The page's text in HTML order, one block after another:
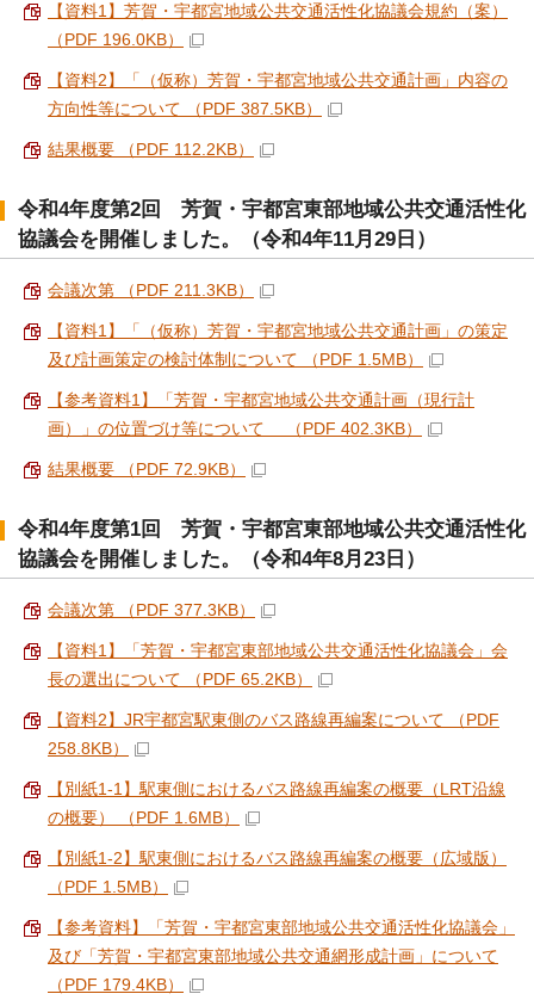
【資料1】芳賀・宇都宮地域公共交通活性化協議会規約（案）
（PDF 196.0KB）
【資料2】「（仮称）芳賀・宇都宮地域公共交通計画」内容の
方向性等について （PDF 387.5KB）
結果概要 （PDF 112.2KB）
令和4年度第2回 芳賀・宇都宮東部地域公共交通活性化
協議会を開催しました。（令和4年11月29日）
会議次第 （PDF 211.3KB）
【資料1】「（仮称）芳賀・宇都宮地域公共交通計画」の策定
及び計画策定の検討体制について （PDF 1.5MB）
【参考資料1】「芳賀・宇都宮地域公共交通計画（現行計
画）」の位置づけ等について （PDF 402.3KB）
結果概要 （PDF 72.9KB）
令和4年度第1回 芳賀・宇都宮東部地域公共交通活性化
協議会を開催しました。（令和4年8月23日）
会議次第 （PDF 377.3KB）
【資料1】「芳賀・宇都宮東部地域公共交通活性化協議会」会
長の選出について （PDF 65.2KB）
【資料2】JR宇都宮駅東側のバス路線再編案について （PDF
258.8KB）
【別紙1-1】駅東側におけるバス路線再編案の概要（LRT沿線
の概要） （PDF 1.6MB）
【別紙1-2】駅東側におけるバス路線再編案の概要（広域版）
（PDF 1.5MB）
【参考資料】「芳賀・宇都宮東部地域公共交通活性化協議会」
及び「芳賀・宇都宮東部地域公共交通網形成計画」について
（PDF 179.4KB）